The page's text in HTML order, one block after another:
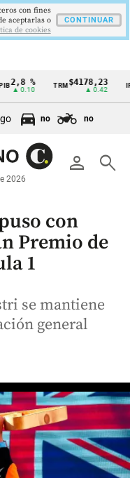
% TRM $4178,23
▲ 0.42
IPC
▼
no no
person search
2026
con
Premio de
1
se mantiene
general
con fines
aceptarlas o
de cookies
CONTINUAR